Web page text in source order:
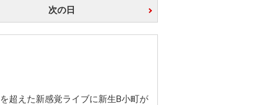
次の日
超えた新感覚ライブに新生B小町が